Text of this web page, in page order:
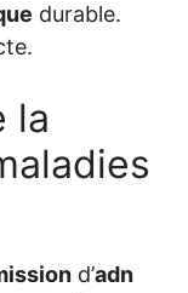
durable.
la
d’adn